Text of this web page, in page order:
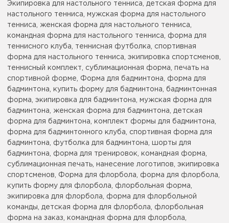
Экипировка для настольного тенниса, детская форма для
настольного тенниса, мужская форма для настольного
тенниса, женская форма для настольного тенниса,
командная форма для настольного тенниса, форма для
теннисного клуба, теннисная футболка, спортивная
форма для настольного тенниса, экипировка спортсменов,
теннисный комплект, сублимационная форма, печать на
спортивной форме, Форма для бадминтона, форма для
бадминтона, купить форму для бадминтона, бадминтонная
форма, экипировка для бадминтона, мужская форма для
бадминтона, женская форма для бадминтона, детская
форма для бадминтона, комплект формы для бадминтона,
форма для бадминтонного клуба, спортивная форма для
бадминтона, футболка для бадминтона, шорты для
бадминтона, форма для тренировок, командная форма,
сублимационная печать, нанесение логотипов, экипировка
спортсменов, Форма для флорбола, форма для флорбола,
купить форму для флорбола, флорбольная форма,
экипировка для флорбола, форма для флорбольной
команды, детская форма для флорбола, флорбольная
форма на заказ, командная форма для флорбола,